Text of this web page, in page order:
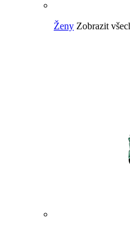
Ženy Zobrazit